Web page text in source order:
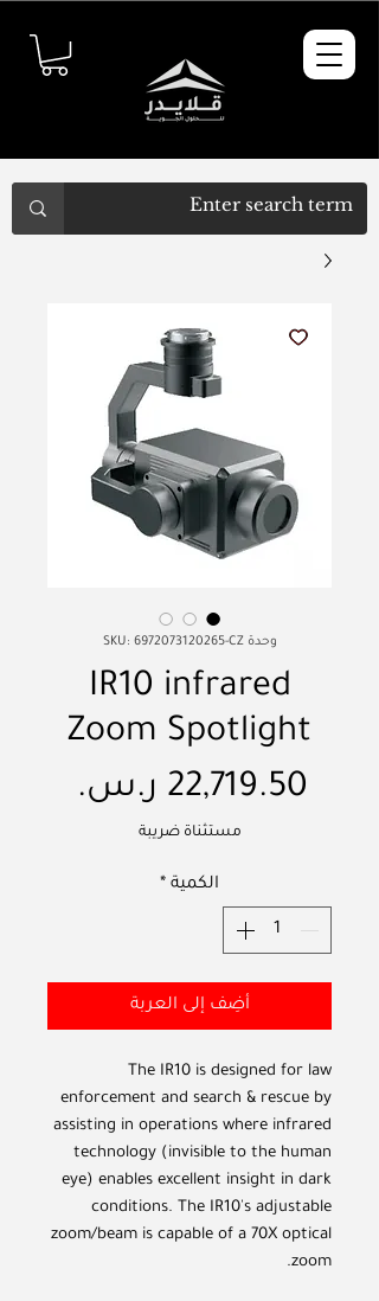
وحدة SKU: 6972073120265-CZ
IR10 infrared
Zoom Spotlight
مستثناة ضريبة
الكمية *
أضِف إلى العربة
The IR10 is designed for law
enforcement and search & rescue by
assisting in operations where infrared
technology (invisible to the human
eye) enables excellent insight in dark
conditions. The IR10's adjustable
zoom/beam is capable of a 70X optical
zoom.